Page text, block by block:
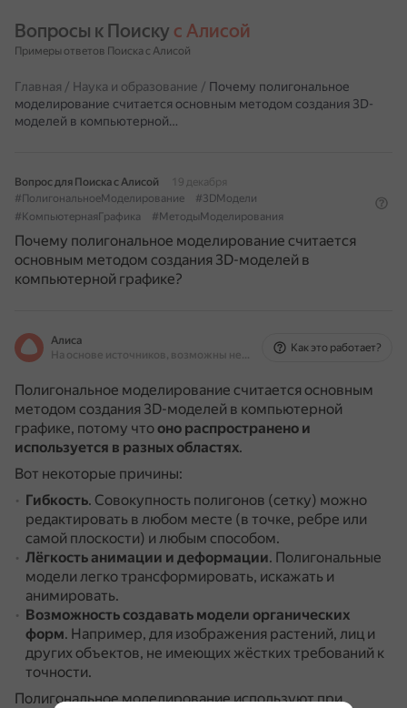
Вопросы к Поиску с Алисой
Примеры ответов Поиска с Алисой
Главная / Наука и образование / Почему полигональное
моделирование считается основным методом создания 3D-
моделей в компьютерной…
Вопрос для Поиска с Алисой
19 декабря
#ПолигональноеМоделирование
#3DМодели
#КомпьютернаяГрафика
#МетодыМоделирования
Почему полигональное моделирование считается
основным методом создания 3D-моделей в
компьютерной графике?
Алиса
На основе источников, возможны неточности
Как это работает?
Полигональное моделирование считается основным
методом создания 3D-моделей в компьютерной
графике, потому чтооно распространено и
используется в разных областях.
Вот некоторые причины:
Гибкость. Совокупность полигонов (сетку) можно
редактировать в любом месте (в точке, ребре или
самой плоскости) и любым способом.
Лёгкость анимации и деформации. Полигональные
модели легко трансформировать, искажать и
анимировать.
Возможность создавать модели органических
форм. Например, для изображения растений, лиц и
других объектов, не имеющих жёстких требований к
точности.
Полигональное моделирование используют при